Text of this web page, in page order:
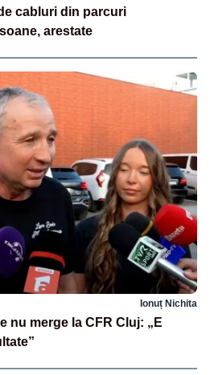
cabluri din parcuri
arestate
Ionuț Nichita
nu merge la CFR Cluj: „E